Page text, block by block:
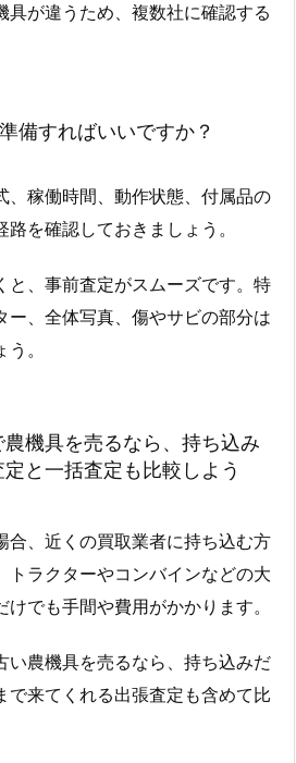
具が違うため、複数社に確認する
備すればいいですか？
、稼働時間、動作状態、付属品の
を確認しておきましょう。
と、事前査定がスムーズです。特
ー、全体写真、傷やサビの部分は
。
農機具を売るなら、持ち込み
と一括査定も比較しよう
合、近くの買取業者に持ち込む方
トラクターやコンバインなどの大
でも手間や費用がかかります。
い農機具を売るなら、持ち込みだ
で来てくれる出張査定も含めて比